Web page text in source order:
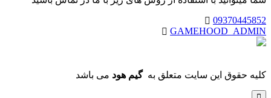
09370445852
GAMEHOOD_ADMIN
کلیه حقوق این سایت متعلق بهگیم هود می باشد